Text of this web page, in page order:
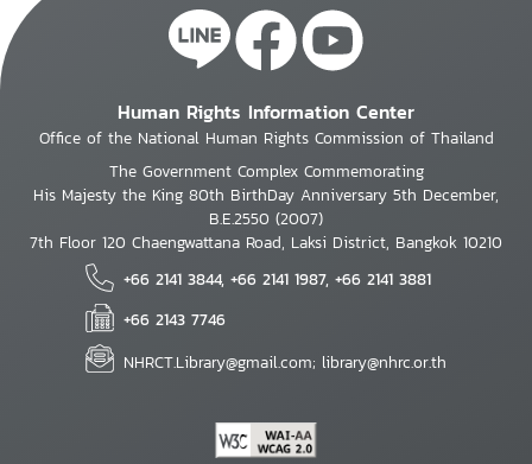
Human Rights Information Center
Office of the National Human Rights Commission of Thailand
The Government Complex Commemorating
His Majesty the King 80th BirthDay Anniversary 5th December,
B.E.2550 (2007)
7th Floor 120 Chaengwattana Road, Laksi District, Bangkok 10210
+66 2141 3844, +66 2141 1987, +66 2141 3881
+66 2143 7746
NHRCT.Library@gmail.com; library@nhrc.or.th